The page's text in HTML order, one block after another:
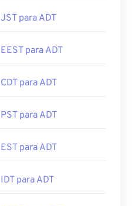
JST para ADT
EEST para ADT
CDT para ADT
PST para ADT
EST para ADT
IDT para ADT